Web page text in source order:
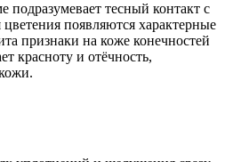
тесный контакт с
появляются характерные
признаки на коже конечностей
красноту и отёчность,